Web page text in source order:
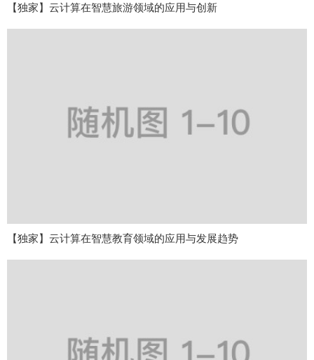
【独家】云计算在智慧旅游领域的应用与创新
【独家】云计算在智慧教育领域的应用与发展趋势